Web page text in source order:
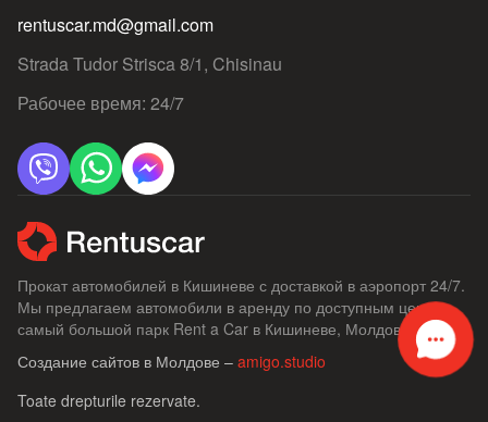
Прокат автомобилей в Кишиневе с доставкой в ​​аэропорт 24/7.
Мы предлагаем автомобили в аренду по доступным ценам,
самый большой парк Rent a Car в Кишиневе, Молдове.
Создание сайтов в Молдове – amigo.studio
Toate drepturile rezervate.
rentuscar.md@gmail.com
Strada Tudor Strisca 8/1, Chisinau
Рабочее время: 24/7